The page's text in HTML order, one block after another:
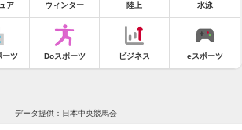
ア ウィンター 陸上 水泳
ーツ Doスポーツ ビジネス eスポーツ
データ提供：日本中央競馬会